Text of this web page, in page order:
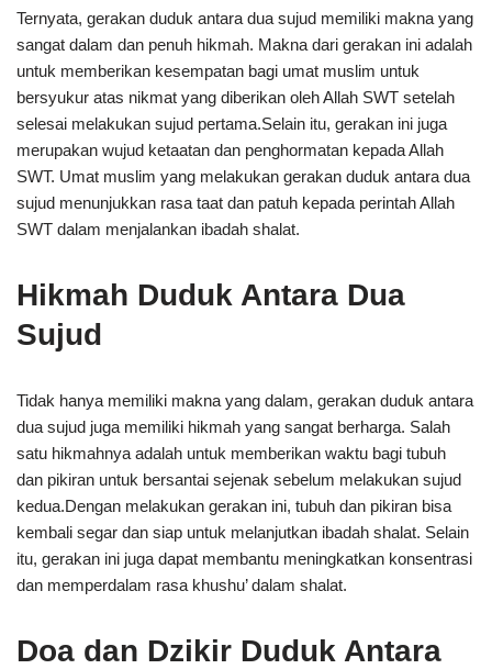
Ternyata, gerakan duduk antara dua sujud memiliki makna yang
sangat dalam dan penuh hikmah. Makna dari gerakan ini adalah
untuk memberikan kesempatan bagi umat muslim untuk
bersyukur atas nikmat yang diberikan oleh Allah SWT setelah
selesai melakukan sujud pertama.Selain itu, gerakan ini juga
merupakan wujud ketaatan dan penghormatan kepada Allah
SWT. Umat muslim yang melakukan gerakan duduk antara dua
sujud menunjukkan rasa taat dan patuh kepada perintah Allah
SWT dalam menjalankan ibadah shalat.
Hikmah Duduk Antara Dua
Sujud
Tidak hanya memiliki makna yang dalam, gerakan duduk antara
dua sujud juga memiliki hikmah yang sangat berharga. Salah
satu hikmahnya adalah untuk memberikan waktu bagi tubuh
dan pikiran untuk bersantai sejenak sebelum melakukan sujud
kedua.Dengan melakukan gerakan ini, tubuh dan pikiran bisa
kembali segar dan siap untuk melanjutkan ibadah shalat. Selain
itu, gerakan ini juga dapat membantu meningkatkan konsentrasi
dan memperdalam rasa khushu’ dalam shalat.
Doa dan Dzikir Duduk Antara